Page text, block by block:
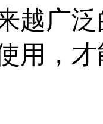
越广泛
使用